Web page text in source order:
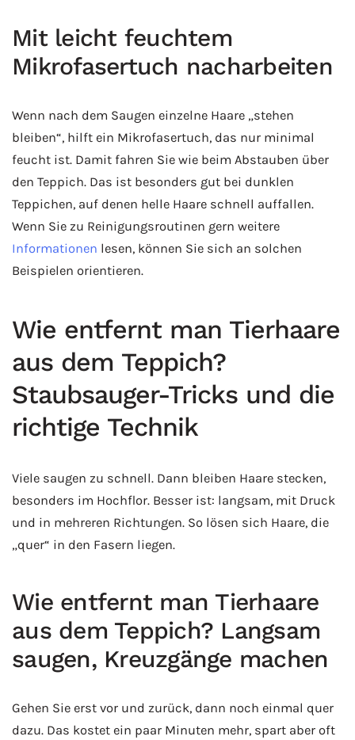
Mit leicht feuchtem
Mikrofasertuch nacharbeiten
Wenn nach dem Saugen einzelne Haare „stehen
bleiben“, hilft ein Mikrofasertuch, das nur minimal
feucht ist. Damit fahren Sie wie beim Abstauben über
den Teppich. Das ist besonders gut bei dunklen
Teppichen, auf denen helle Haare schnell auffallen.
Wenn Sie zu Reinigungsroutinen gern weitere
Informationen lesen, können Sie sich an solchen
Beispielen orientieren.
Wie entfernt man Tierhaare
aus dem Teppich?
Staubsauger-Tricks und die
richtige Technik
Viele saugen zu schnell. Dann bleiben Haare stecken,
besonders im Hochflor. Besser ist: langsam, mit Druck
und in mehreren Richtungen. So lösen sich Haare, die
„quer“ in den Fasern liegen.
Wie entfernt man Tierhaare
aus dem Teppich? Langsam
saugen, Kreuzgänge machen
Gehen Sie erst vor und zurück, dann noch einmal quer
dazu. Das kostet ein paar Minuten mehr, spart aber oft